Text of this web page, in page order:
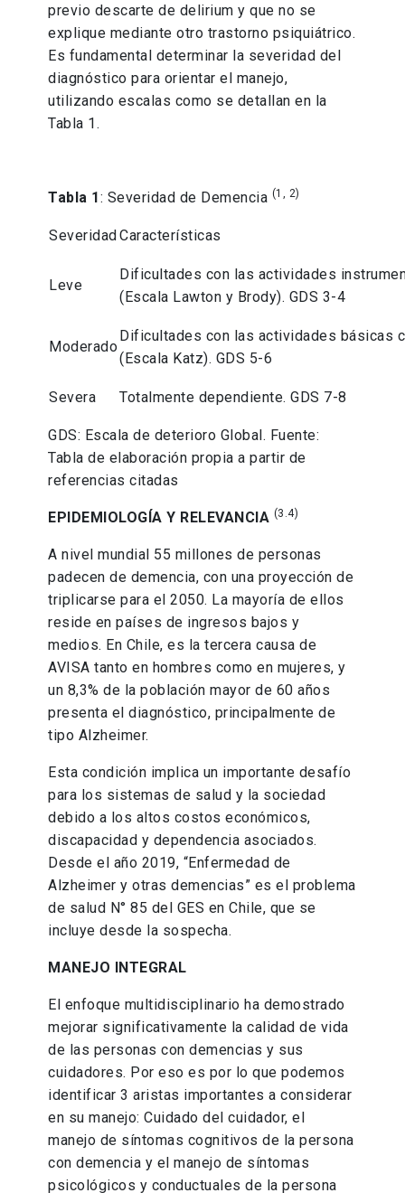
previo descarte de delirium y que no se
explique mediante otro trastorno psiquiátrico.
Es fundamental determinar la severidad del
diagnóstico para orientar el manejo,
utilizando escalas como se detallan en la
Tabla 1.
Tabla 1: Severidad de Demencia (1, 2)
SeveridadCaracterísticas
Leve
Dificultades con las actividades
(Escala Lawton y Brody). GDS 3-4
Moderado
Dificultades con las actividades básicas
(Escala Katz). GDS 5-6
Severa Totalmente dependiente. GDS 7-8
GDS: Escala de deterioro Global. Fuente:
Tabla de elaboración propia a partir de
referencias citadas
EPIDEMIOLOGÍA Y RELEVANCIA (3.4)
A nivel mundial 55 millones de personas
padecen de demencia, con una proyección de
triplicarse para el 2050. La mayoría de ellos
reside en países de ingresos bajos y
medios. En Chile, es la tercera causa de
AVISA tanto en hombres como en mujeres, y
un 8,3% de la población mayor de 60 años
presenta el diagnóstico, principalmente de
tipo Alzheimer.
Esta condición implica un importante desafío
para los sistemas de salud y la sociedad
debido a los altos costos económicos,
discapacidad y dependencia asociados.
Desde el año 2019, “Enfermedad de
Alzheimer y otras demencias” es el problema
de salud N° 85 del GES en Chile, que se
incluye desde la sospecha.
MANEJO INTEGRAL
El enfoque multidisciplinario ha demostrado
mejorar significativamente la calidad de vida
de las personas con demencias y sus
cuidadores. Por eso es por lo que podemos
identificar 3 aristas importantes a considerar
en su manejo: Cuidado del cuidador, el
manejo de síntomas cognitivos de la persona
con demencia y el manejo de síntomas
psicológicos y conductuales de la persona